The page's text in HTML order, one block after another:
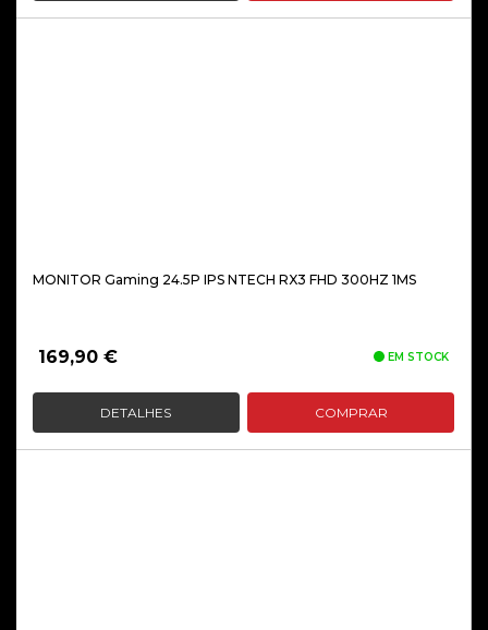
era:
é:
MONITOR Gaming 24.5P IPS NTECH RX3 FHD 300HZ 1MS
169,90 € EM STOCK
DETALHES COMPRAR